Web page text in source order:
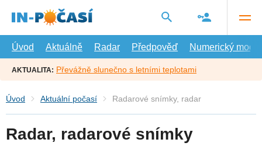
hlavní
Úvod
Aktuálně Radar Předpověď Numerický model
AKTUALITA: Převážně slunečno s letními teplotami
Úvod Aktuální počasí Radarové snímky, radar
Radar, radarové snímky